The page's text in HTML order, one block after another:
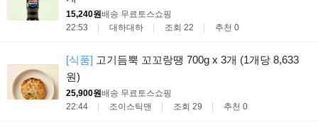
15,240원배송 무료토스쇼핑
22:53
대하대하 조회 22 추천 0
[식품] 고기듬뿍 꼬꼬랑땡 700g x 3개 (1개당 8,633
원)
25,900원배송 무료토스쇼핑
22:44
조이스틱맨 조회 29 추천 0